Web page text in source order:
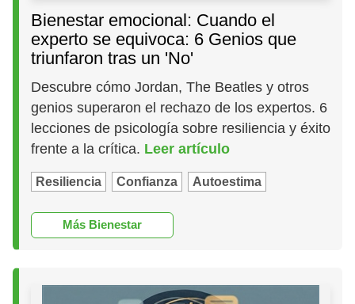
Bienestar emocional: Cuando el
experto se equivoca: 6 Genios que
triunfaron tras un 'No'
Descubre cómo Jordan, The Beatles y otros
genios superaron el rechazo de los expertos. 6
lecciones de psicología sobre resiliencia y éxito
frente a la crítica. Leer artículo
Resiliencia Confianza Autoestima
Más Bienestar